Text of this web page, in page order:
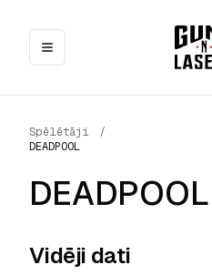
Spēlētāji
/
DEADPOOL
DEADPOOL
Vidēji dati